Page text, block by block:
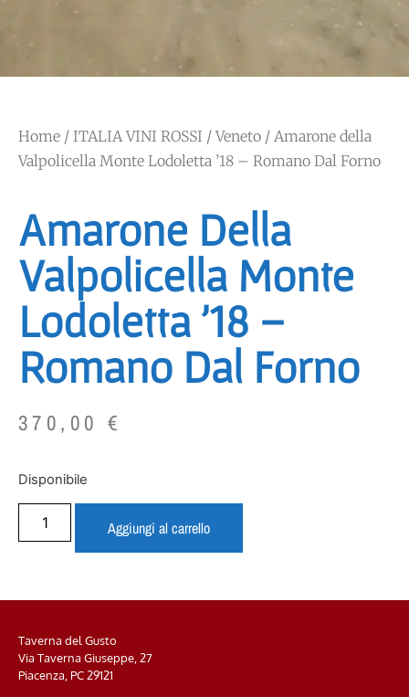
Home / ITALIA VINI ROSSI /Veneto / Amarone della
Valpolicella Monte Lodoletta ’18 – Romano Dal Forno
Amarone Della
Valpolicella Monte
Lodoletta ’18 –
Romano Dal Forno
370,00 €
Disponibile
Aggiungi al carrello
Taverna del Gusto
Via Taverna Giuseppe, 27
Piacenza, PC29121